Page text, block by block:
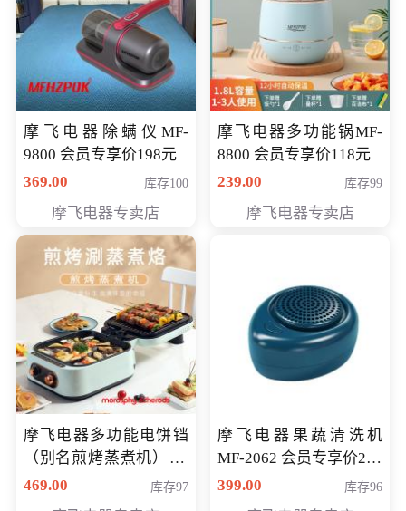
摩飞电器除螨仪MF-
9800 会员专享价198元
369.00
库存100
摩飞电器专卖店
摩飞电器多功能锅MF-
8800 会员专享价118元
239.00
库存99
摩飞电器专卖店
摩飞电器多功能电饼铛
（别名煎烤蒸煮机） 型
号MF-8888B 会员专享
469.00 库存97
摩飞电器果蔬清洗机
MF-2062 会员专享价268
元
399.00 库存96